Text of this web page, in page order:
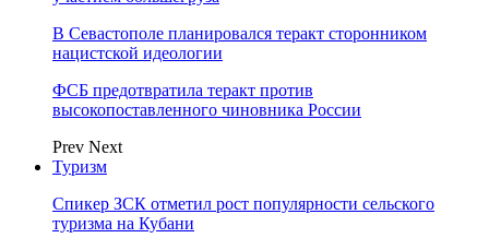
В Севастополе планировался теракт сторонником
нацистской идеологии
ФСБ предотвратила теракт против
высокопоставленного чиновника России
Prev Next
Туризм
Спикер ЗСК отметил рост популярности сельского
туризма на Кубани